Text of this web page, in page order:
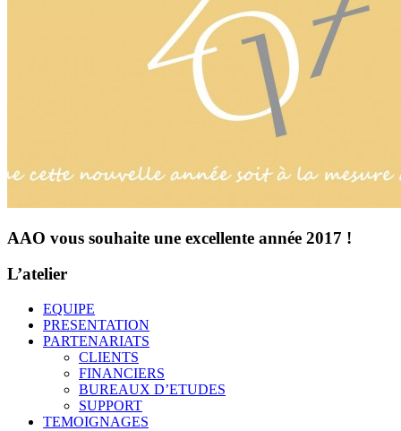
AAO vous souhaite une excellente année 2017 !
L’atelier
EQUIPE
PRESENTATION
PARTENARIATS
CLIENTS
FINANCIERS
BUREAUX D’ETUDES
SUPPORT
TEMOIGNAGES